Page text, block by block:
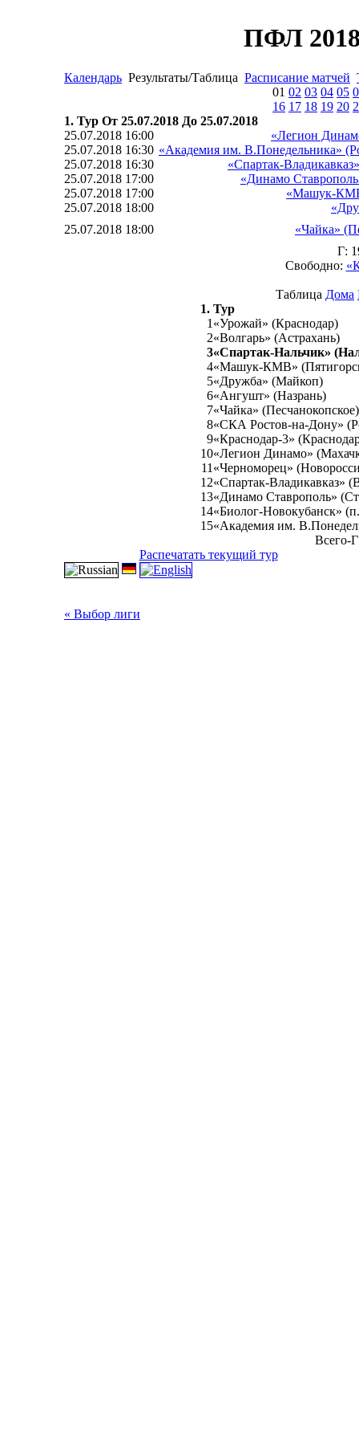
ПФЛ
Календарь Результаты/Таблица Расписание матчей
01 02 03 04 05
16 17 18 19 20
1. Тур От 25.07.2018 До 25.07.2018
25.07.2018 16:00
«Легион
25.07.2018 16:30 «Академия им. В.Понедельника»
25.07.2018 16:30
«Спартак-
25.07.2018 17:00
«Динамо
25.07.2018 17:00
«Машук-
25.07.2018 18:00
25.07.2018 18:00
«Чайка»
Г:
Свободно:
Таблица Дома
1. Тур
1 «Урожай» (Краснодар)
2«Волгарь» (Астрахань)
3«Спартак-Нальчик»
4«Машук-КМВ»
5«Дружба» (Майкоп)
6«Ангушт» (Назрань)
7«Чайка» (Песчанокопское)
8«СКА Ростов-на-Дону»
9«Краснодар-3»
10«Легион Динамо»
11 «Черноморец»
12«Спартак-Владикавказ»
13«Динамо Ставрополь»
14«Биолог-Новокубанск»
15«Академия им.
Распечатать текущий тур
« Выбор лиги